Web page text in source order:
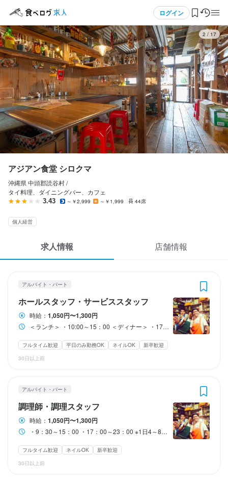
ログイン
ログイン・無料会員登録
食べログ求人TOP
求人検索
マイページ管理
気になる求人
検索履歴・保存した条件
ヘルプ・お問い合わせフォーム
掲載をご検討の店舗様へ
食べログ求人PRESS
プライバシーポリシー
3 / 17
アジアン食堂 シロクマ
沖縄県 中頭郡読谷村 /
タイ料理、ダイニングバー、カフェ
3.43 ～￥2,999 ～￥1,999 44席
個人経営
求人情報 店舗情報
アルバイト・パート
ホールスタッフ・サービススタッフ
時給： 1,050円〜1,300円
＜ランチ＞ ・10:00～15：00 ＜ディナー＞ ・17：00～23：00 ※1日4～8ｈ、土日を含む週4日～で時間曜日は応相談 ※勤務時間、勤務曜日は相談して決めましょう
フルタイム歓迎 平日のみ勤務OK ネイルOK
新卒歓迎
30日以上前
アルバイト・パート
調理師・調理スタッフ
時給： 1,050円〜1,300円
・9：30～15：00 ・17：00～23：00 ※1日4～8ｈ、土日を含む週4日～で時間曜日は応相談 ※勤務時間、勤務曜日は相談して決めましょう
フルタイム歓迎 ネイルOK
新卒歓迎
30日以上前
ホールスタッフ・サービススタッフ
ホールスタッフ・サービススタッフ
収入例
＜2年勤務スタッフ＞
※頑張り次第で時給UP！
応募画面へ進む
調理師・調理スタッフ
調理師・調理スタッフ
収入例
時給1200円、週5日、1日10時間勤務
月々約25万円の収入（※月4週換算で計算した目安金額）
応募画面へ進む